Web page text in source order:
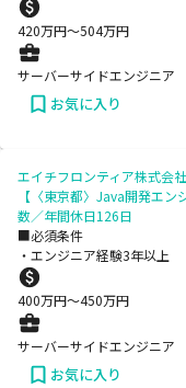
420万円〜504万円
サーバーサイドエンジニア
お気に入り
エイチフロンティア株式会社
【〈東京都〉Java開発エ
数／年間休日126日
■必須条件
・エンジニア経験3年以上
400万円〜450万円
サーバーサイドエンジニア
お気に入り